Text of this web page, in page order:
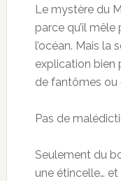
Le mystère du
parce qu’il
l’océan. Mais la
explication bien
de fantômes ou
Pas de
Seulement du
une étincelle…